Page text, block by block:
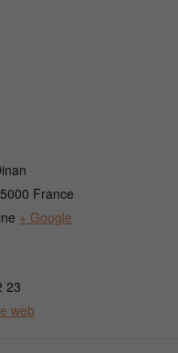
France
+ Google
23
web